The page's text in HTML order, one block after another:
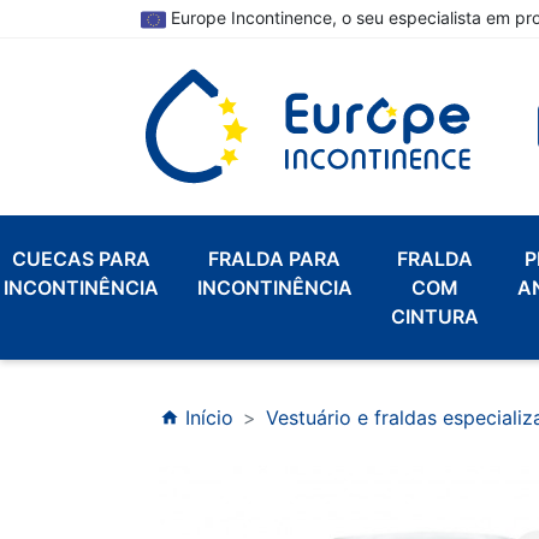
Europe Incontinence, o seu especialista em
CUECAS PARA
INCONTINÊNCIA
FRALDA PARA
INCONTINÊNCIA
FRALDA
COM
CINTURA
home Início Vestuário e fraldas